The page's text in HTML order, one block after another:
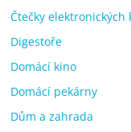
Čtečky elektronických
Digestoře
Domácí kino
Domácí pekárny
Dům a zahrada